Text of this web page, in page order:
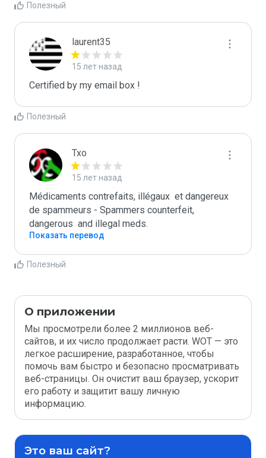
Полезный
laurent35
15 лет назад
Certified by my email box !
Полезный
Txo
15 лет назад
Médicaments contrefaits, illégaux  et dangereux
de spammeurs - Spammers counterfeit,
dangerous  and illegal meds.
Показать перевод
Полезный
О приложении
Мы просмотрели более 2 миллионов веб-
сайтов, и их число продолжает расти. WOT — это
легкое расширение, разработанное, чтобы
помочь вам быстро и безопасно просматривать
веб-страницы. Он очистит ваш браузер, ускорит
его работу и защитит вашу личную
информацию.
Это ваш сайт?